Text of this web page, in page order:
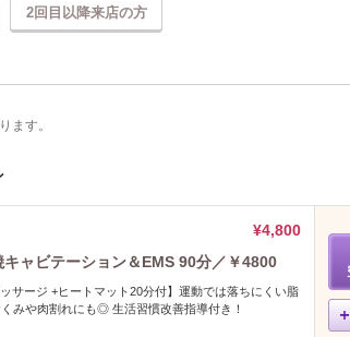
2回目以降来店の方
ます。
¥4,800
ャビテーション＆EMS 90分／￥4800
サージ +ヒートマット20分付】運動では落ちにくい脂
みや肉割れにも◎ 生活習慣改善指導付き！